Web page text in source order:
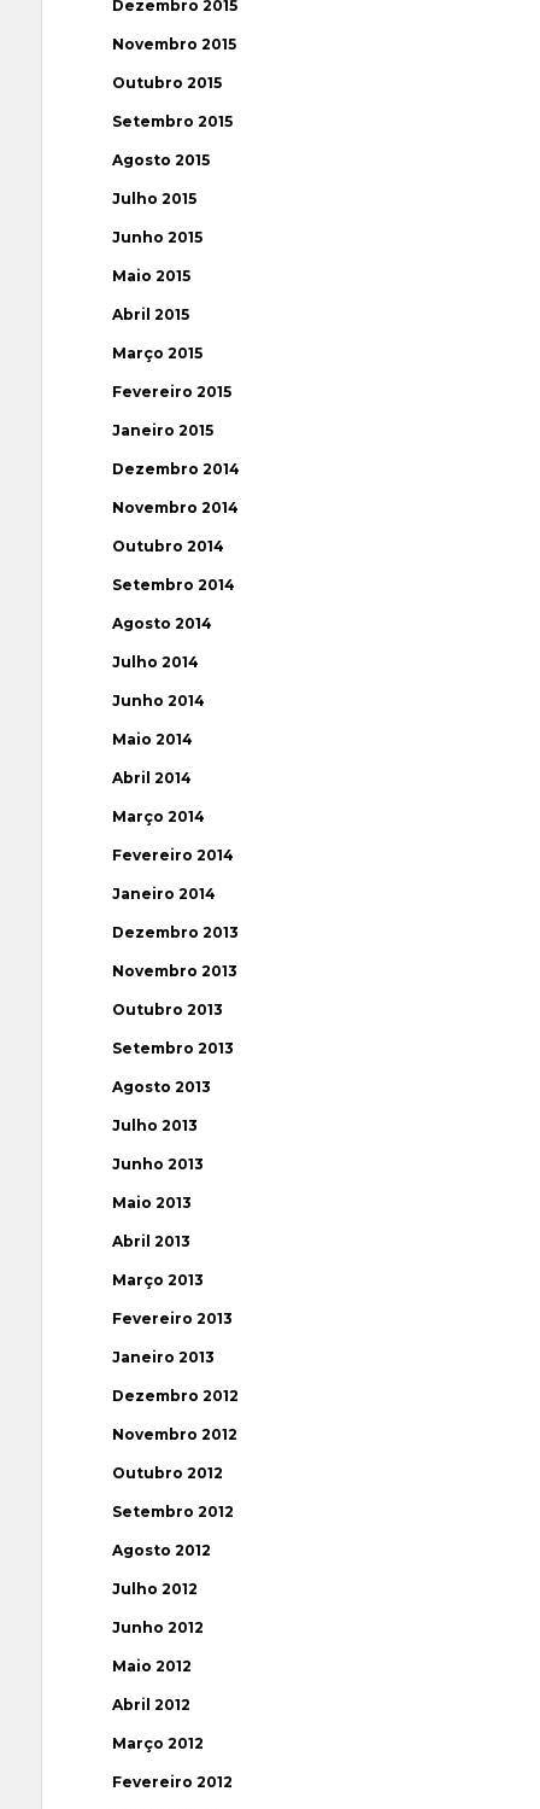
Dezembro 2015
Novembro 2015
Outubro 2015
Setembro 2015
Agosto 2015
Julho 2015
Junho 2015
Maio 2015
Abril 2015
Março 2015
Fevereiro 2015
Janeiro 2015
Dezembro 2014
Novembro 2014
Outubro 2014
Setembro 2014
Agosto 2014
Julho 2014
Junho 2014
Maio 2014
Abril 2014
Março 2014
Fevereiro 2014
Janeiro 2014
Dezembro 2013
Novembro 2013
Outubro 2013
Setembro 2013
Agosto 2013
Julho 2013
Junho 2013
Maio 2013
Abril 2013
Março 2013
Fevereiro 2013
Janeiro 2013
Dezembro 2012
Novembro 2012
Outubro 2012
Setembro 2012
Agosto 2012
Julho 2012
Junho 2012
Maio 2012
Abril 2012
Março 2012
Fevereiro 2012